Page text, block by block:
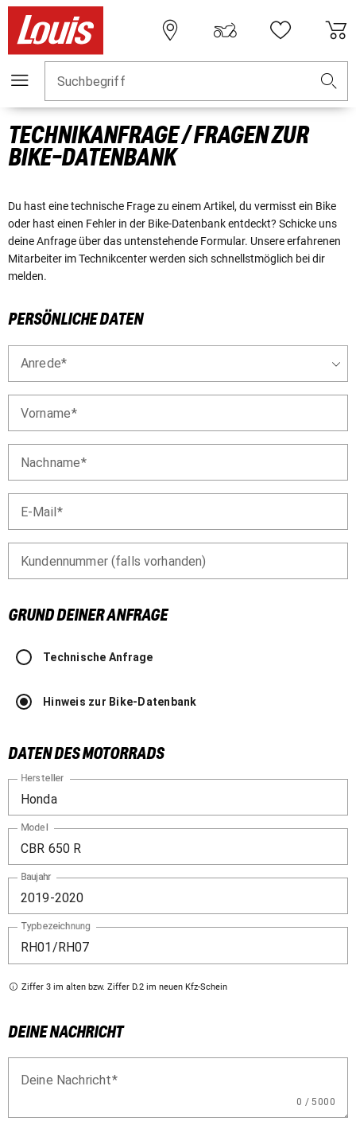
Suchbegriff
TECHNIKANFRAGE / FRAGEN ZUR
BIKE-DATENBANK
Du hast eine technische Frage zu einem Artikel, du vermisst ein Bike
oder hast einen Fehler in der Bike-Datenbank entdeckt? Schicke uns
deine Anfrage über das untenstehende Formular. Unsere erfahrenen
Mitarbeiter im Technikcenter werden sich schnellstmöglich bei dir
melden.
PERSÖNLICHE DATEN
Anrede
Vorname
Nachname
E-Mail
Kundennummer (falls vorhanden)
GRUND DEINER ANFRAGE
Technische Anfrage
Hinweis zur Bike-Datenbank
DATEN DES MOTORRADS
Hersteller
Model
Baujahr
Typbezeichnung
Ziffer 3 im alten bzw. Ziffer D.2 im neuen Kfz-Schein
DEINE NACHRICHT
0 / 5000
Deine Nachricht